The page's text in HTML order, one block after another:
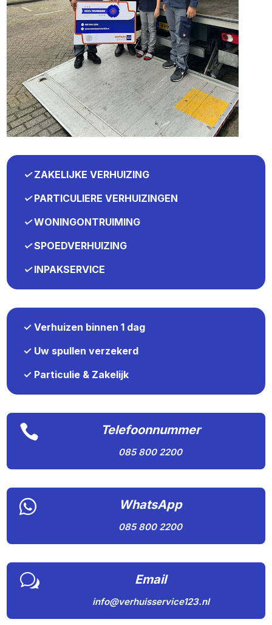
✓ZAKELIJKE VERHUIZING
✓PARTICULIERE VERHUIZINGEN
✓WONINGONTRUIMING
✓SPOEDVERHUIZING
✓INPAKSERVICE
✓ Verhuizen binnen 1 dag
✓ Uw spullen verzekerd
✓ Particulie & Zakelijk
 Telefoonnummer
085 800 2200
 WhatsApp
085 800 2200
w Email
info@verhuisservice123.nl